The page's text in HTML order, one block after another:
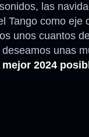
las
Tango como eje
unos cuantos
unas
2024